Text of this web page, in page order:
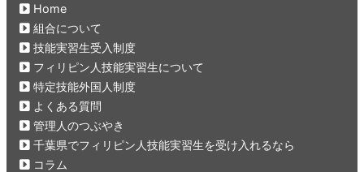
Home
組合について
技能実習生受入制度
フィリピン人技能実習生について
特定技能外国人制度
よくある質問
管理人のつぶやき
千葉県でフィリピン人技能実習生を受け入れるなら
コラム